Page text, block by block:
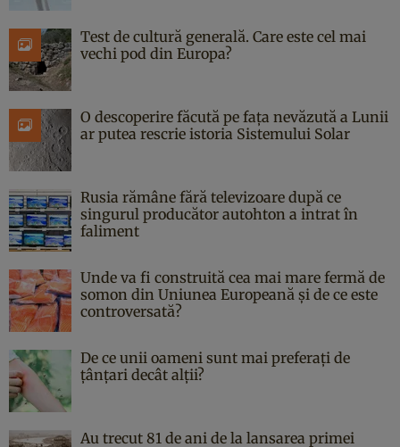
Test de cultură generală. Care este cel mai
vechi pod din Europa?
O descoperire făcută pe fața nevăzută a Lunii
ar putea rescrie istoria Sistemului Solar
Rusia rămâne fără televizoare după ce
singurul producător autohton a intrat în
faliment
Unde va fi construită cea mai mare fermă de
somon din Uniunea Europeană și de ce este
controversată?
De ce unii oameni sunt mai preferați de
țânțari decât alții?
Au trecut 81 de ani de la lansarea primei